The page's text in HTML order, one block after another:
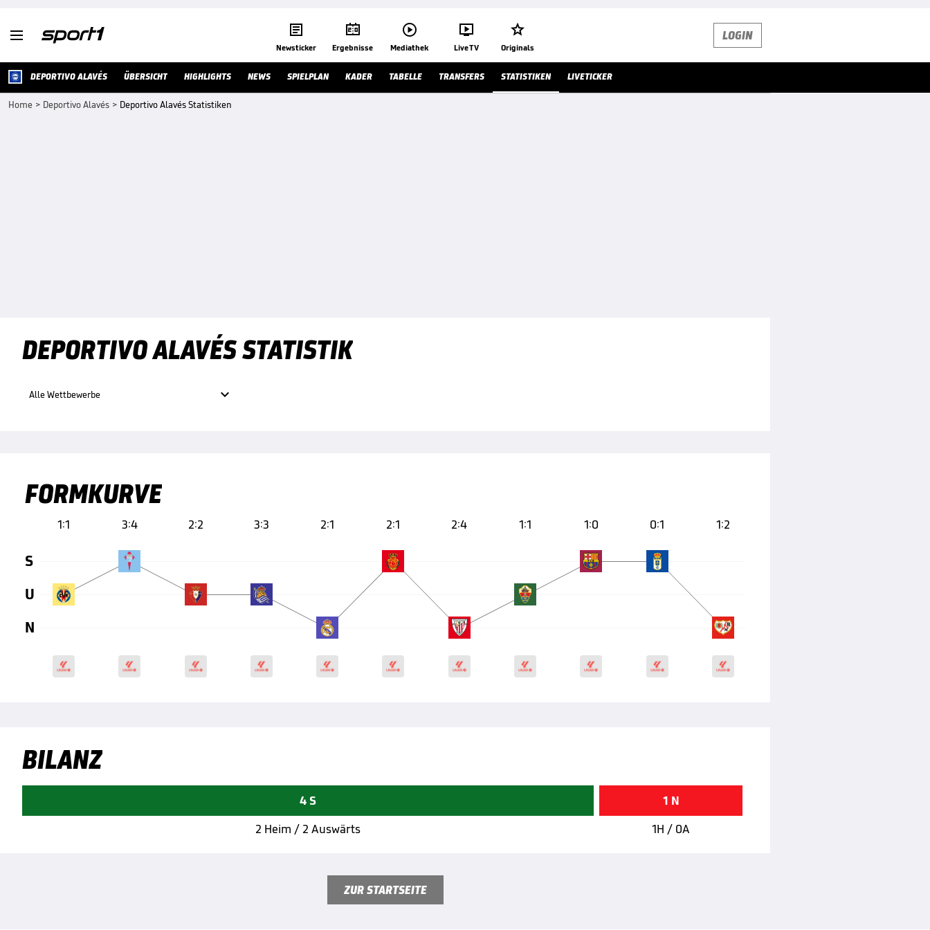
 
Newsticker

Ergebnisse

Mediathek

Live TV

Originals
LOGIN
DEPORTIVO ALAVÉS ÜBERSICHT HIGHLIGHTS NEWS SPIELPLAN KADER TABELLE TRANSFERS STATISTIKEN LIVETICKER
Home > Deportivo Alavés > Deportivo Alavés Statistiken
DEPORTIVO ALAVÉS STATISTIK
Alle Wettbewerbe 
FORMKURVE
1:1 3:4 2:2 3:3 2:1 2:1 2:4 1:1 1:0 0:1 1:2
S
U
N
BILANZ
4 S
2 Heim / 2 Auswärts
1 N
1H / 0A
ZUR STARTSEITE